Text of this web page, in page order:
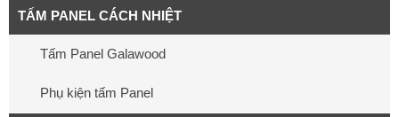
TẤM PANEL CÁCH NHIỆT
Tấm Panel Galawood
Phụ kiện tấm Panel